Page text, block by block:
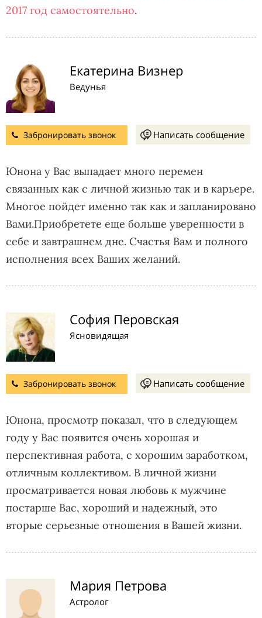
2017 год самостоятельно.
Екатерина Визнер
Ведунья
Забронировать звонок Написать сообщение
Юнона у Вас выпадает много перемен
связанных как с личной жизнью так и в карьере.
Многое пойдет именно так как и запланировано
Вами.Приобретете еще больше уверенности в
себе и завтрашнем дне. Счастья Вам и полного
исполнения всех Ваших желаний.
София Перовская
Ясновидящая
Забронировать звонок Написать сообщение
Юнона, просмотр показал, что в следующем
году у Вас появится очень хорошая и
перспективная работа, с хорошим заработком,
отличным коллективом. В личной жизни
просматривается новая любовь к мужчине
постарше Вас, хороший и надежный, это
вторые серьезные отношения в Вашей жизни.
Мария Петрова
Астролог